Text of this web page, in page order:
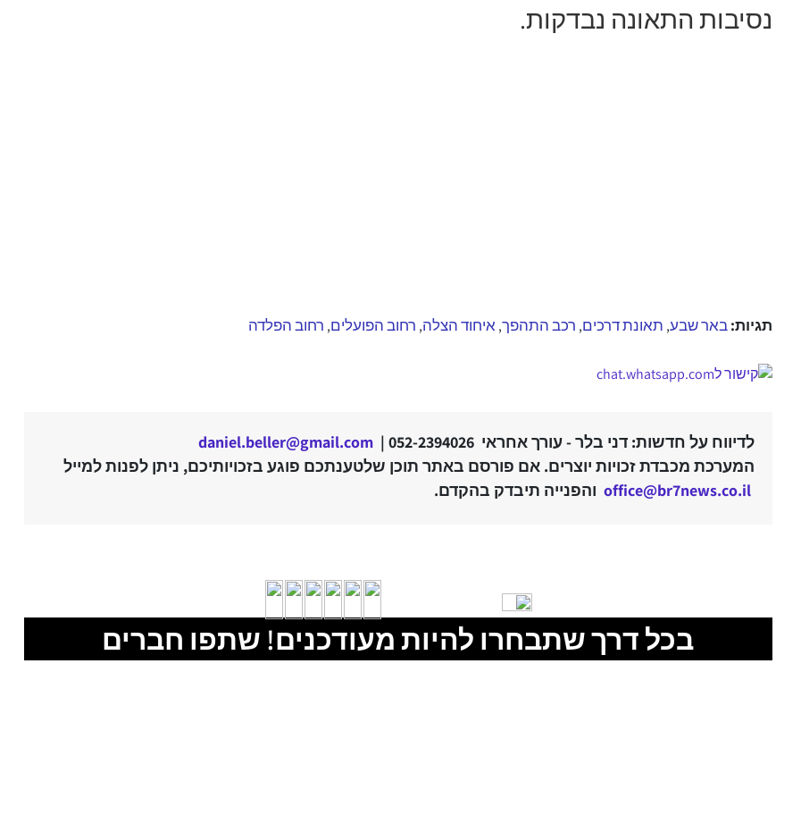
נסיבות התאונה נבדקות.
תגיות:באר שבע, תאונת דרכים, רכב התהפך,איחוד הצלה, רחוב הפועלים, רחוב הפלדה
לדיווח על חדשות: דני בלר - עורך אחראי 052-2394026 |
daniel.beller@gmail.com
המערכת מכבדת זכויות יוצרים. אם פורסם באתר תוכן שלטענתכם פוגע בזכויותיכם, ניתן לפנות למייל
office@br7news.co.il והפנייה תיבדק בהקדם.
בכל דרך שתבחרו להיות מעודכנים! שתפו חברים